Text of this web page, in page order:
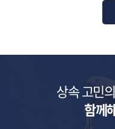
상속 고민
함께